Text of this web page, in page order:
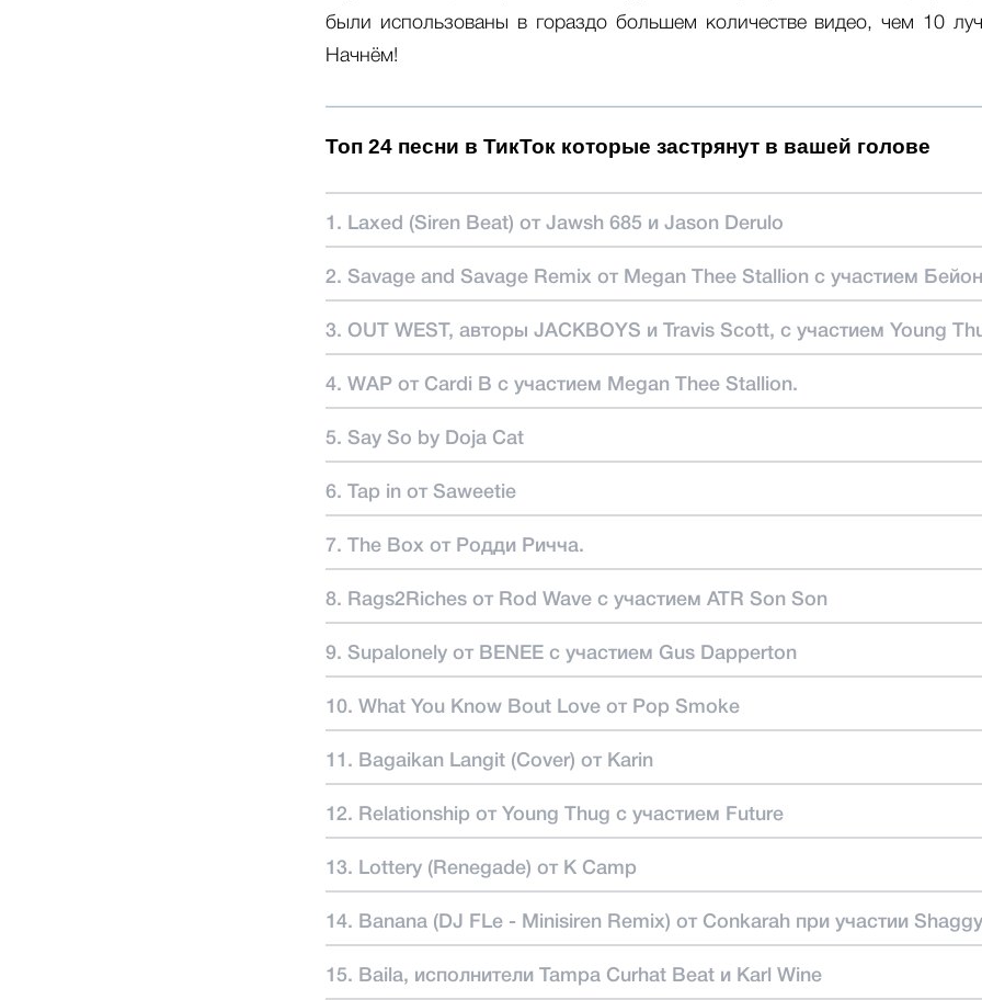
были использованы в гораздо большем количестве видео, чем 10
Начнём!
Топ 24 песни в ТикТок которые застрянут в вашей голове
1. Laxed (Siren Beat) от Jawsh 685 и Jason Derulo
2. Savage and Savage Remix от Megan Thee Stallion с участием
3. OUT WEST, авторы JACKBOYS и Travis Scott, с участием Young
4. WAP от Cardi B с участием Megan Thee Stallion.
5. Say So by Doja Cat
6. Tap in от Saweetie
7. The Box от Родди Ричча.
8. Rags2Riches от Rod Wave с участием ATR Son Son
9. Supalonely от BENEE с участием Gus Dapperton
10. What You Know Bout Love от Pop Smoke
11. Bagaikan Langit (Cover) от Karin
12. Relationship от Young Thug с участием Future
13. Lottery (Renegade) от K Camp
14. Banana (DJ FLe - Minisiren Remix) от Conkarah при участии Shaggy
15. Baila, исполнители Tampa Curhat Beat и Karl Wine